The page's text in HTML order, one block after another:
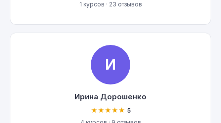
1 курсов · 23 отзывов
И
Ирина Дорошенко
★★★★★ 5